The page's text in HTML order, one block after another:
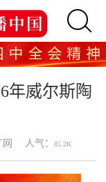
年威尔斯陶
人气： 85.2K